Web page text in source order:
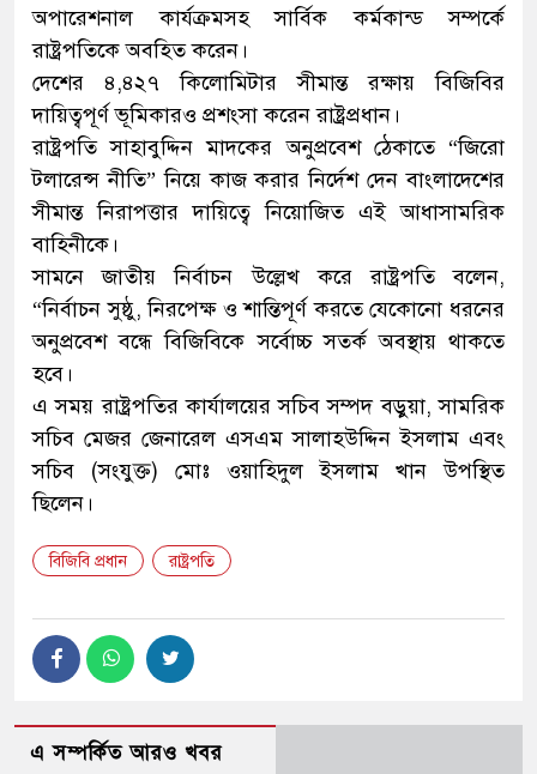
অপারেশনাল কার্যক্রমসহ সার্বিক কর্মকান্ড সম্পর্কে
রাষ্ট্রপতিকে অবহিত করেন।
দেশের ৪,৪২৭ কিলোমিটার সীমান্ত রক্ষায় বিজিবির
দায়িত্বপূর্ণ ভূমিকারও প্রশংসা করেন রাষ্ট্রপ্রধান।
রাষ্ট্রপতি সাহাবুদ্দিন মাদকের অনুপ্রবেশ ঠেকাতে “জিরো
টলারেন্স নীতি” নিয়ে কাজ করার নির্দেশ দেন বাংলাদেশের
সীমান্ত নিরাপত্তার দায়িত্বে নিয়োজিত এই আধাসামরিক
বাহিনীকে।
সামনে জাতীয় নির্বাচন উল্লেখ করে রাষ্ট্রপতি বলেন,
“নির্বাচন সুষ্ঠু, নিরপেক্ষ ও শান্তিপূর্ণ করতে যেকোনো ধরনের
অনুপ্রবেশ বন্ধে বিজিবিকে সর্বোচ্চ সতর্ক অবস্থায় থাকতে
হবে।
এ সময় রাষ্ট্রপতির কার্যালয়ের সচিব সম্পদ বড়ুয়া, সামরিক
সচিব মেজর জেনারেল এসএম সালাহউদ্দিন ইসলাম এবং
সচিব (সংযুক্ত) মোঃ ওয়াহিদুল ইসলাম খান উপস্থিত
ছিলেন।
বিজিবি প্রধান রাষ্ট্রপতি
এ সম্পর্কিত আরও খবর